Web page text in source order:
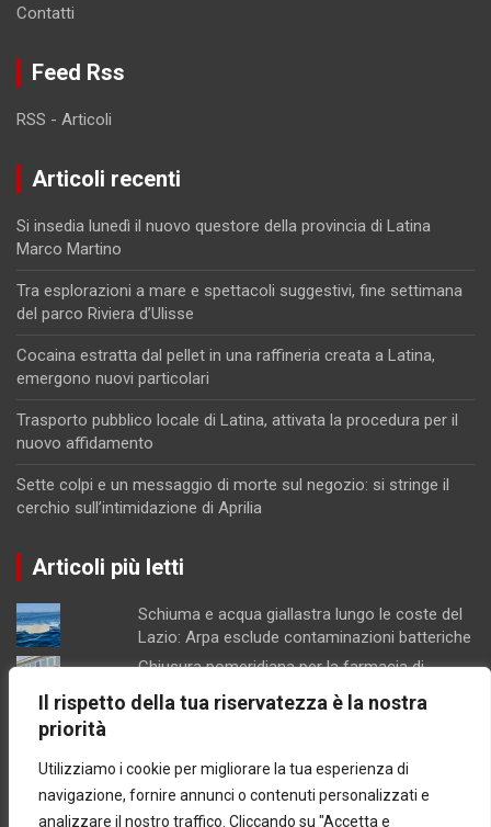
Il rispetto della tua riservatezza è la nostra
priorità
Utilizziamo i cookie per migliorare la tua esperienza di
navigazione, fornire annunci o contenuti personalizzati e
analizzare il nostro traffico. Cliccando su "Accetta e
Contatti
Feed Rss
RSS - Articoli
Articoli recenti
Si insedia lunedì il nuovo questore della provincia di Latina
Marco Martino
Tra esplorazioni a mare e spettacoli suggestivi, fine settimana
del parco Riviera d’Ulisse
Cocaina estratta dal pellet in una raffineria creata a Latina,
emergono nuovi particolari
Trasporto pubblico locale di Latina, attivata la procedura per il
nuovo affidamento
Sette colpi e un messaggio di morte sul negozio: si stringe il
cerchio sull’intimidazione di Aprilia
Articoli più letti
Schiuma e acqua giallastra lungo le coste del
Lazio: Arpa esclude contaminazioni batteriche
Chiusura pomeridiana per la farmacia di
Formia, "manca il personale"
proprietari e progettista
Latina / Piano del fabbisogno del personale,
ok dalla Giunta: in arrivo 30 nuove assunzioni e